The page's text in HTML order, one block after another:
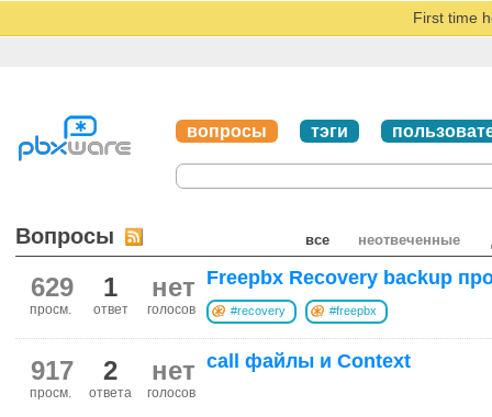
First time
вопросы тэги
все неотвеченные
Вопросы
нет
голосов
1
ответ
629
просм.
Freepbx Recovery backup
#recovery #freepbx
нет
голосов
2
ответа
917
просм.
call файлы и Context